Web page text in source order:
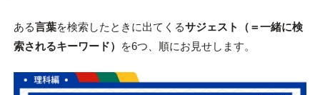
ある言葉を検索したときに出てくるサジェスト（＝一緒に検
索されるキーワード）
を6つ、順にお見せします。